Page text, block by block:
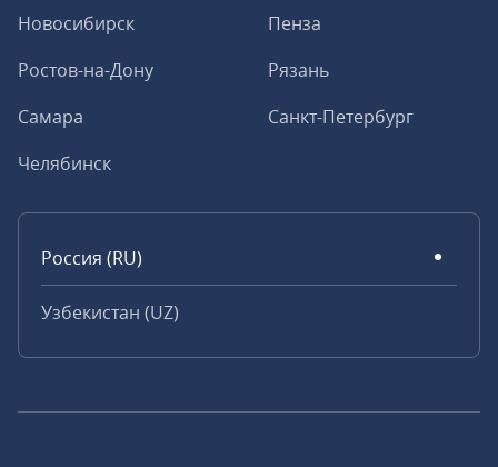
Новосибирск
Пенза
Ростов-на-Дону
Рязань
Самара
Санкт-Петербург
Челябинск
Россия (RU)
Узбекистан (UZ)